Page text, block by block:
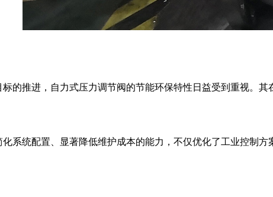
的推进，自力式压力调节阀的节能环保特性日益受到重视。
化系统配置、显著降低维护成本的能力，不仅优化了工业控制